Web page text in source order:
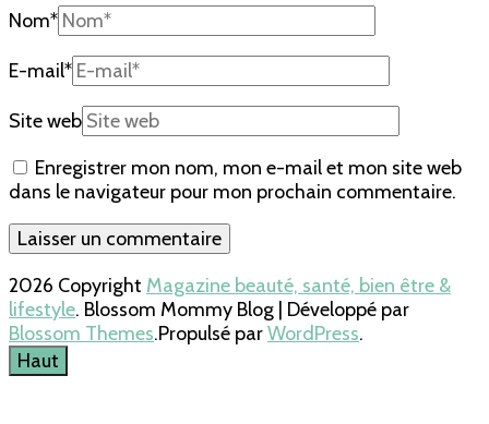
Nom*
E-mail*
Site web
Enregistrer mon nom, mon e-mail et mon site web
dans le navigateur pour mon prochain commentaire.
2026 Copyright Magazine beauté, santé, bien être &
lifestyle. Blossom Mommy Blog | Développé par
Blossom Themes.Propulsé parWordPress.
Haut